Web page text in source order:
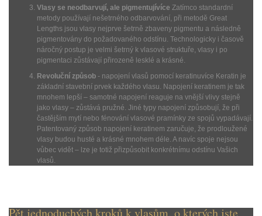
Vlasy se neodbarvují, ale pigmentujívíce Zatímco standardní
metody používají nešetrného odbarvování, při metodě Great
Lengths jsou vlasy nejprve šetrně zbaveny pigmentu a následně
pigmentovány do požadovaného odstínu. Technologicky i časově
náročný postup je velmi šetrný k vlasové struktuře, vlasy i po
pigmentaci zůstávají přirozeně lesklé a krásné.
Revoluční způsob - napojení vlasů pomocí keratinuvíce Keratin je
základní stavební prvek každého vlasu. Napojení keratinem je tak
mnohem lepší – samotné napojení reaguje na vnější vlivy stejně
jako vlasy – zůstává pružné. Jiné typy napojení způsobují, že při
častějším mytí nebo fénování vlasové pramínky ze spojů vypadávají.
Patentovaný způsob napojení keratinem zaručuje, že prodloužené
vlasy budou husté a krásné mnohem déle. A navíc spoje nejsou
vůbec vidět – lze je totiž přizpůsobit konkrétnímu odstínu Vašich
vlasů.